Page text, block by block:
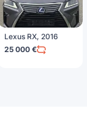
Lexus RX, 2016
25 000 €